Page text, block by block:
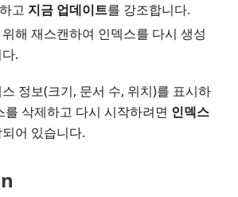
고 지금 업데이트를 강조합니다.
해 재스캔하여 인덱스를 다시 생성
.
정보(크기, 문서 수, 위치)를 표시하
를 삭제하고 다시 시작하려면 인덱스
어 있습니다.